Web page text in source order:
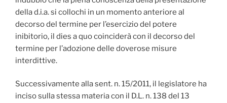
della d.i.a. si collochi in un momento anteriore al
decorso del termine per l’esercizio del potere
inibitorio, il dies a quo coinciderà con il decorso del
termine per l’adozione delle doverose misure
interdittive.
Successivamente alla sent. n. 15/2011, il legislatore ha
inciso sulla stessa materia con il D.L. n. 138 del 13